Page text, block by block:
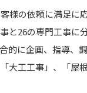
の依頼に満足に
と26の専門工事に分
に企画、指導、
工工事」、「屋